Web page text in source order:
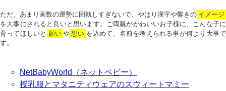
ただ、あまり画数の運勢に固執しすぎないで、やはり漢字や響きの イメージ
を大事にされると良いと思います。ご両親がかわいいお子様に、こんな子に
育ってほしいと 願い や 想い を込めて、名前を考えられる事が何より大事で
す。
NetBabyWorld（ネットベビー）
授乳服とマタニティウェアのスウィートマミー